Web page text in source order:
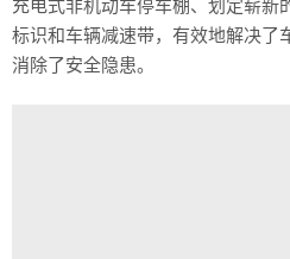
充电式非机动车停车棚、划定崭新
标识和车辆减速带，有效地解决了
消除了安全隐患。